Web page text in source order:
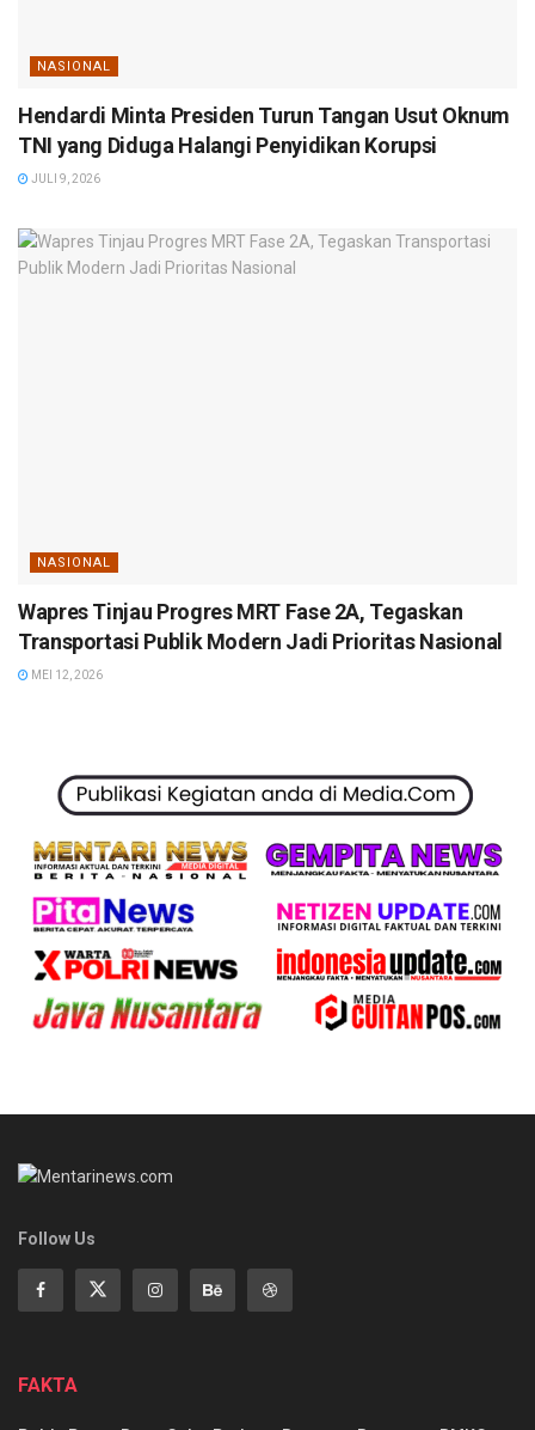
NASIONAL
Hendardi Minta Presiden Turun Tangan Usut Oknum
TNI yang Diduga Halangi Penyidikan Korupsi
JULI 9, 2026
NASIONAL
Wapres Tinjau Progres MRT Fase 2A, Tegaskan
Transportasi Publik Modern Jadi Prioritas Nasional
MEI 12, 2026
Follow Us
FAKTA